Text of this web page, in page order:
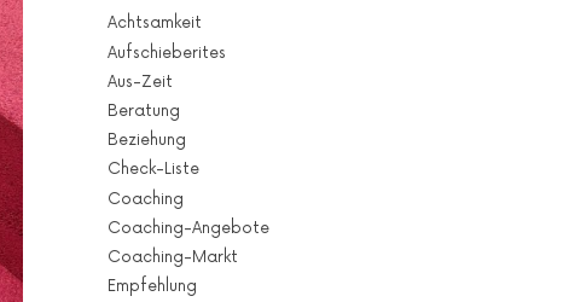
Achtsamkeit
Aufschieberites
Aus-Zeit
Beratung
Beziehung
Check-Liste
Coaching
Coaching-Angebote
Coaching-Markt
Empfehlung